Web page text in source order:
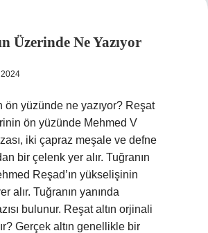
Üzerinde Ne Yazıyor
2024
ön yüzünde ne yazıyor? Reşat
ön yüzünde Mehmed V
iki çapraz meşale ve defne
bir çelenk yer alır. Tuğranın
Reşad’ın yükselişinin
alır. Tuğranın yanında
bulunur. Reşat altın orjinali
Gerçek altın genellikle bir